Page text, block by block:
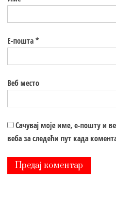
Е-пошта*
Веб место
Сачувај моје име, е-пошту и
веба за следећи пут када